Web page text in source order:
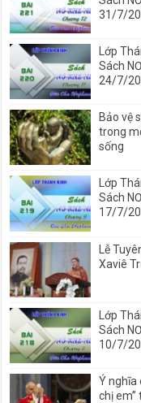
31/7/
Lớp
Sách
24/7/
Bảo vệ
trong
sống
Lớp
Sách
17/7/
Lễ
Xaviê
Lớp
Sách
10/7/
Ý nghĩa
chị em”